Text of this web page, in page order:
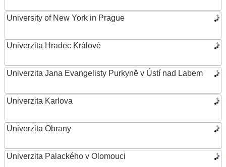
University of New York in Prague
Univerzita Hradec Králové
Univerzita Jana Evangelisty Purkyně v Ústí nad Labem
Univerzita Karlova
Univerzita Obrany
Univerzita Palackého v Olomouci